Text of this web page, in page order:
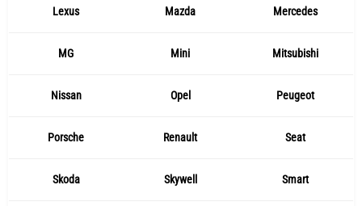
Lexus Mazda Mercedes
MG Mini Mitsubishi
Nissan Opel Peugeot
Porsche Renault Seat
Skoda Skywell Smart